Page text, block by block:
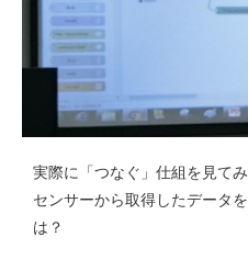
実際に「つなぐ」仕組を見てみ
センサーから取得したデータ
は？